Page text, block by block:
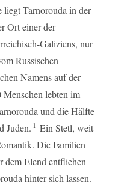
liegt Tarnorouda in der
Ort einer der
Galiziens, nur
Russischen
Namens auf der
lebten im
und die Hälfte
Juden. 1 Ein Stetl, weit
Die Familien
dem Elend entfliehen
hinter sich lassen.